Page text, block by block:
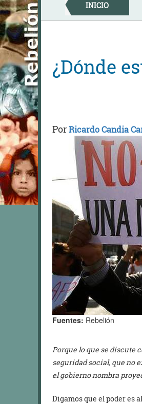
Skip
to
content
INICIO
¿Dónde
PorRicardo Candia
Fuentes: Rebelión
Porque lo que se discute
seguridad social, que no
el gobierno nombra
Digamos que el poder es